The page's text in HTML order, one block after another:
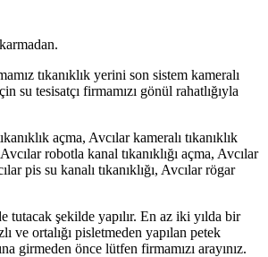
tıkanıklık yerini son sistem kameralı
su tesisatçı firmamızı gönül rahatlığıyla
açma, Avcılar kameralı tıkanıklık
robotla kanal tıkanıklığı açma, Avcılar
pis su kanalı tıkanıklığı, Avcılar rögar
tutacak şekilde yapılır. En az iki yılda bir
ve ortalığı pisletmeden yapılan petek
girmeden önce lütfen firmamızı arayınız.